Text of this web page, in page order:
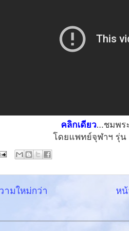
คลิกเดียว...ชมพร
โดยแพทย์จุฬาฯ รุ่
ามใหม่กว่า ห